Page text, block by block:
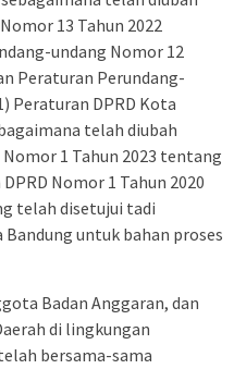
13 Tahun 2022
undang Nomor 12
Peraturan Perundang-
Peraturan DPRD Kota
telah diubah
1 Tahun 2023 tentang
Nomor 1 Tahun 2020
telah disetujui tadi
untuk bahan proses
Badan Anggaran, dan
di lingkungan
bersama-sama